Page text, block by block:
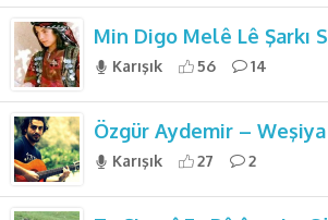
Min Digo Melê Lê Şarkı
Karışık 56 14
Özgür Aydemir – Weşiya
Karışık 27 2